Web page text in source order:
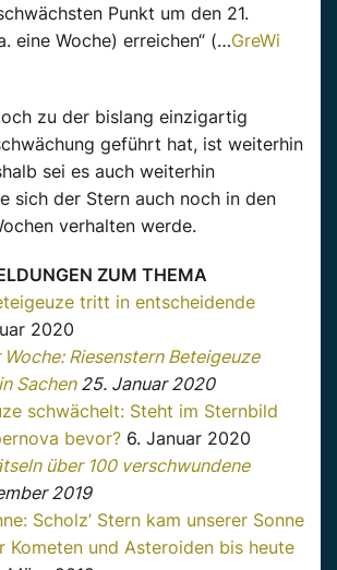
Punkt um den 21.
eine Woche) erreichen“ (…GreWi
zu der bislang einzigartig
geführt hat, ist weiterhin
sei es auch weiterhin
sich der Stern auch noch in den
verhalten werde.
ZUM THEMA
tritt in entscheidende
2020
Riesenstern Beteigeuze
Sachen25. Januar 2020
schwächelt: Steht im Sternbild
bevor? 6. Januar 2020
über 100 verschwundene
2019
Scholz’ Stern kam unserer Sonne
Kometen und Asteroiden bis heute